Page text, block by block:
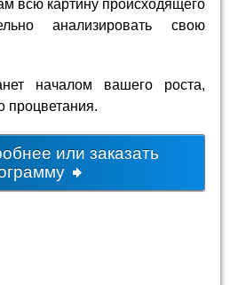
всю картину происходящего
анализировать свою
началом вашего роста,
процветания.
или заказать